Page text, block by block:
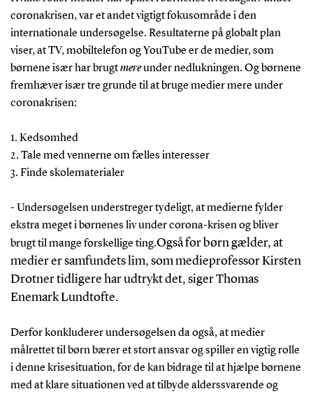
coronakrisen, var et andet vigtigt fokusområde i den
internationale undersøgelse. Resultaterne på globalt plan
viser, at TV, mobiltelefon og YouTube er de medier, som
børnene især har brugtmereunder nedlukningen. Og børnene
fremhæver især tre grunde til at bruge medier mere under
coronakrisen:
1. Kedsomhed
2. Tale med vennerne om fælles interesser
3. Finde skolematerialer
- Undersøgelsen understreger tydeligt, at medierne fylder
ekstra meget i børnenes liv under corona-krisen og bliver
brugt til mange forskellige ting.Også for børn gælder, at
medier er samfundets lim, som medieprofessor Kirsten
Drotner tidligere har udtrykt det, siger Thomas
Enemark Lundtofte.
Derfor konkluderer undersøgelsen da også, at medier
målrettet til børn bærer et stort ansvar og spiller en vigtig rolle
i denne krisesituation, for de kan bidrage til at hjælpe børnene
med at klare situationen ved at tilbyde alderssvarende og